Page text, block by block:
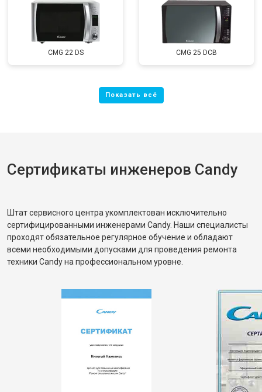
CMG 22 DS CMG 25 DCB
Сертификаты инженеров Candy
Штат сервисного центра укомплектован исключительно
сертифицированными инженерами Candy. Наши специалисты
проходят обязательное регулярное обучение и обладают
всеми необходимыми допусками для проведения ремонта
техники Candy на профессиональном уровне.